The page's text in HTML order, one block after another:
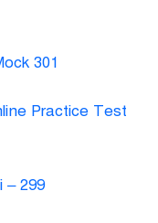
301
Practice Test
– 299